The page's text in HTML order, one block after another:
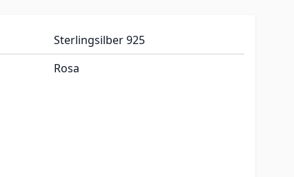
Sterlingsilber 925
Rosa